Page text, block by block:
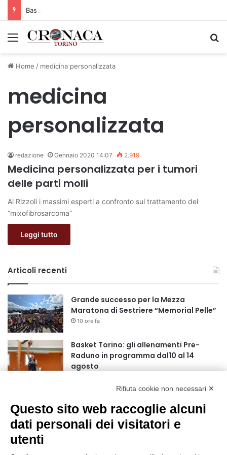
Menu
Home / medicina personalizzata
medicina
personalizzata
redazione Gennaio 2020 14:07 2.919
Medicina personalizzata per i tumori
delle parti molli
Al Rizzoli i massimi esperti a confronto sul trattamento del
“mixofibrosarcoma”
Leggi tutto
Articoli recenti
Grande successo per la Mezza
Maratona di Sestriere “Memorial Pelle”
10 ore fa
Basket Torino: gli allenamenti Pre-
Raduno in programma dal10 al 14
agosto
75 anni di INFN. La comunità, la storia, il
futuro della ricerca in fisica
fondamentale in Italia
18 ore fa
Rifiuta cookie non necessari ✕
Questo sito web raccoglie alcuni
dati personali dei visitatori e
utenti